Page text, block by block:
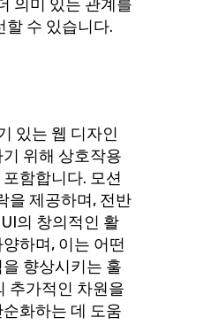
의미 있는 관계를
할 수 있습니다.
있는 웹 디자인
위해 상호작용
함합니다. 모션
을 제공하며, 전반
의 창의적인 활
하며, 이는 어떤
향상시키는 훌
추가적인 차원을
화하는 데 도움